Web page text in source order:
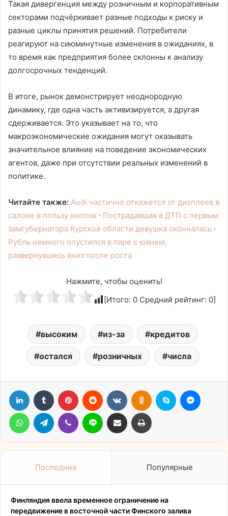
Такая дивергенция между розничным и корпоративным
секторами подчёркивает разные подходы к риску и
разные циклы принятия решений. Потребители
реагируют на сиюминутные изменения в ожиданиях, в
то время как предприятия более склонны к анализу
долгосрочных тенденций.
В итоге, рынок демонстрирует неоднородную
динамику, где одна часть активизируется, а другая
сдерживается. Это указывает на то, что
макроэкономические ожидания могут оказывать
значительное влияние на поведение экономических
агентов, даже при отсутствии реальных изменений в
политике.
Читайте также: Audi частично откажется от дисплеев в
салоне в пользу кнопок · Пострадавшая в ДТП с первым
замгубернатора Курской области девушка скончалась ·
Рубль немного опустился в паре с юанем,
развернувшись вниз после роста
Нажмите, чтобы оценить!
[Итого: 0 Средний рейтинг: 0]
высоким из-за кредитов
остался розничных числа
LinkedIn Tumblr Pinterest Reddit ВконтактеОдноклассники
Skype
WhatsAppTelegram Viber Line Поделиться через электронную почту Печатать
Последние Популярные
Финляндия ввела временное ограничение на
передвижение в восточной части Финского залива